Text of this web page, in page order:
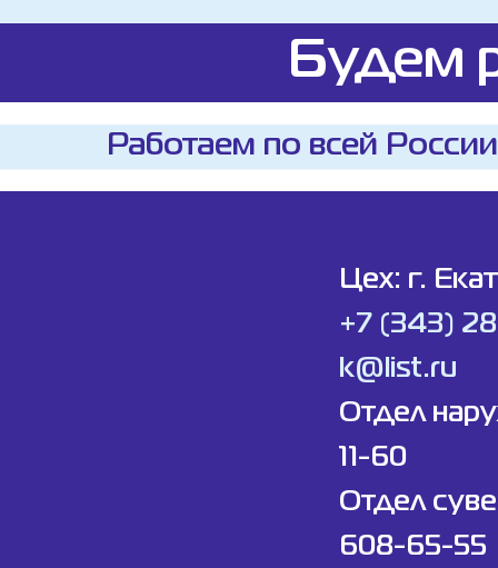
Будем
Работаем по всей
Цех: г.
+7 (343)
k@list.ru
Отдел
11-60
Отдел
608-65-55